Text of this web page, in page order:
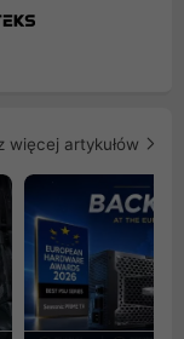
więcej artykułów